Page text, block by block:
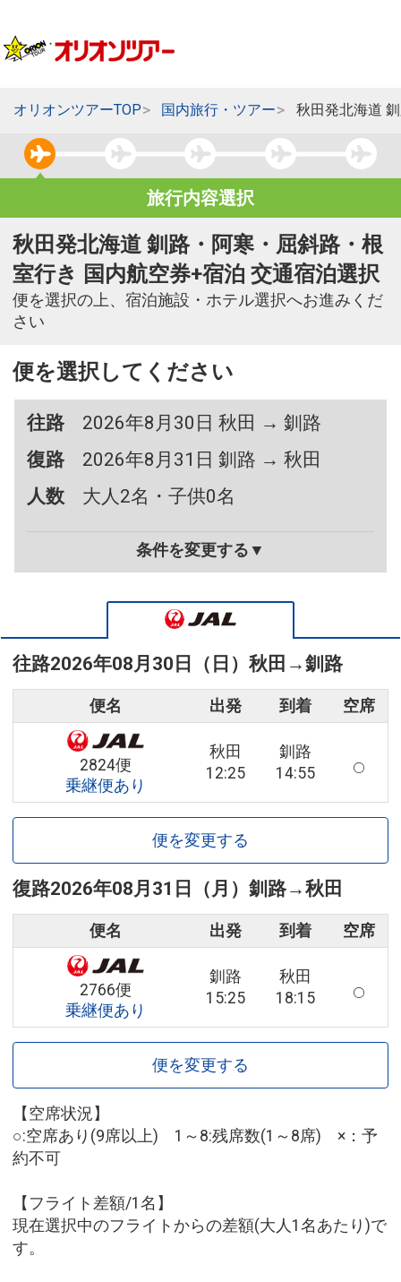
オリオンツアーTOP 国内旅行・ツアー 秋田発北海道
旅行内容選択
秋田発北海道 釧路・阿寒・屈斜路・根
室行き 国内航空券+宿泊 交通宿泊選択
便を選択の上、宿泊施設・ホテル選択へお進みくだ
さい
便を選択してください
往路
2026年8月30日 秋田 → 釧路
復路
2026年8月31日 釧路 → 秋田
人数
大人2名・子供0名
条件を変更する▼
往路2026年08月30日（日） 秋田 →釧路
便名 出発 到着 空席
2824便
乗継便あり
秋田
12:25
釧路
14:55
便を変更する
復路2026年08月31日（月） 釧路→秋田
便名 出発 到着 空席
2766便
乗継便あり
釧路
15:25
秋田
18:15
便を変更する
【空席状況】
○:空席あり(9席以上) 1～8:残席数(1～8席) ×：予
約不可
【フライト差額/1名】
現在選択中のフライトからの差額(大人1名あたり)で
す。